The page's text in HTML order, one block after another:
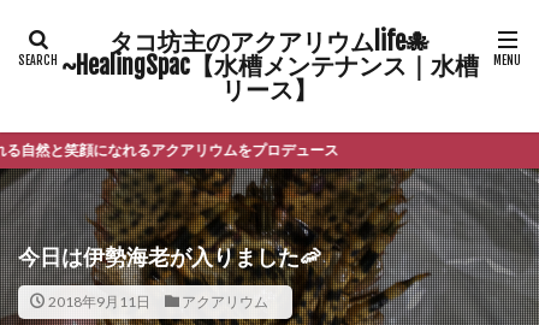
タコ坊主のアクアリウムlife🐙
~HealingSpac【水槽メンテナンス｜水槽
リース】
顔になれるアクアリウムをプロデュース
今日は伊勢海老が入りました🦐
2018年9月11日 アクアリウム